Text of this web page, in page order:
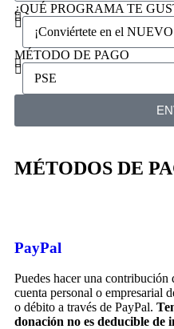
¿QUÉ PROGRAMA TE
MÉTODO DE PAGO
MÉTODOS DE
PayPal
Puedes hacer una
cuenta personal o empresarial
o débito a través de PayPal.
donación no es deducible de